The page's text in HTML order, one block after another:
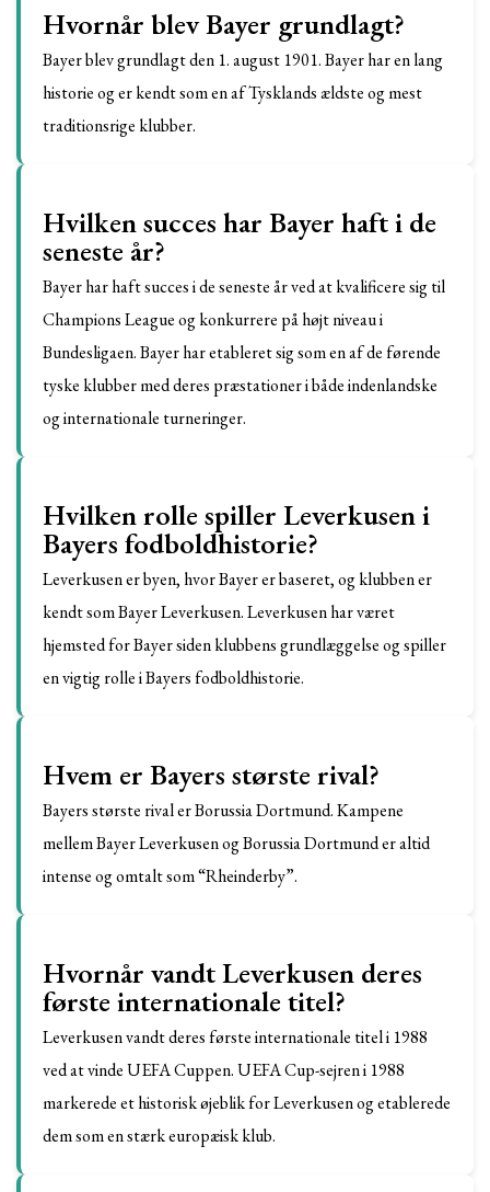
Hvornår blev Bayer grundlagt?
Bayer blev grundlagt den 1. august 1901. Bayer har en lang
historie og er kendt som en af Tysklands ældste og mest
traditionsrige klubber.
Hvilken succes har Bayer haft i de
seneste år?
Bayer har haft succes i de seneste år ved at kvalificere sig til
Champions League og konkurrere på højt niveau i
Bundesligaen. Bayer har etableret sig som en af de førende
tyske klubber med deres præstationer i både indenlandske
og internationale turneringer.
Hvilken rolle spiller Leverkusen i
Bayers fodboldhistorie?
Leverkusen er byen, hvor Bayer er baseret, og klubben er
kendt som Bayer Leverkusen. Leverkusen har været
hjemsted for Bayer siden klubbens grundlæggelse og spiller
en vigtig rolle i Bayers fodboldhistorie.
Hvem er Bayers største rival?
Bayers største rival er Borussia Dortmund. Kampene
mellem Bayer Leverkusen og Borussia Dortmund er altid
intense og omtalt som “Rheinderby”.
Hvornår vandt Leverkusen deres
første internationale titel?
Leverkusen vandt deres første internationale titel i 1988
ved at vinde UEFA Cuppen. UEFA Cup-sejren i 1988
markerede et historisk øjeblik for Leverkusen og etablerede
dem som en stærk europæisk klub.